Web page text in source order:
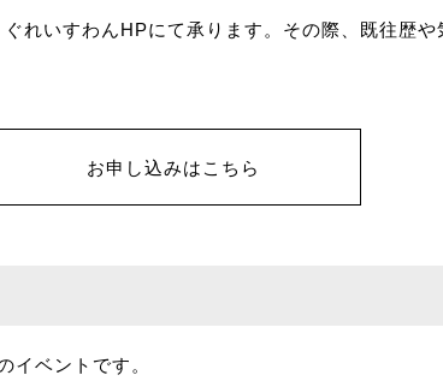
れいすわんHPにて承ります。その際、既往歴
お申し込みはこちら
イベントです。